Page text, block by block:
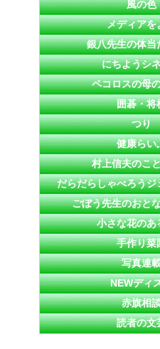
風の色
メディアを
銀八先生の体当
にちようシ
ペコロスの母
囲碁・将
つり
健康らい
村上信夫のこ
だらだらしゃべろうジ
ごぼう先生のおと
小さな花のあ
手作り菜
写真連
NEWディ
赤旗相
読者の文